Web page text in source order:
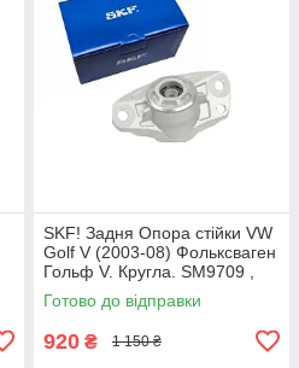
SKF! Задня Опора стійки VW
Golf V (2003-08) Фольксваген
Гольф V. Кругла. SM9709 ,
802382 , KB957.09 ,
VKDA40127
Готово до відправки
920 ₴ 1 150 ₴